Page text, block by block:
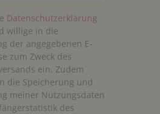
Daten­schutz­erklärung
willige in die
der angegebenen E-
zum Zweck des
ein. Zudem
die Speicherung und
meiner Nutzungsdaten
des